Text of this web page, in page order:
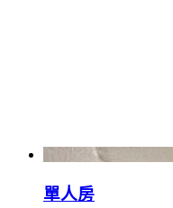
單人房